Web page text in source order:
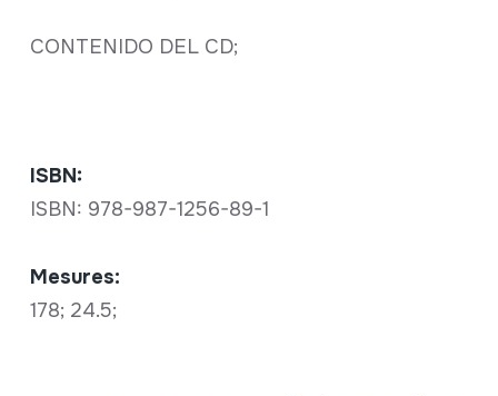
CONTENIDO DEL CD;
ISBN:
ISBN: 978-987-1256-89-1
Mesures:
178; 24.5;